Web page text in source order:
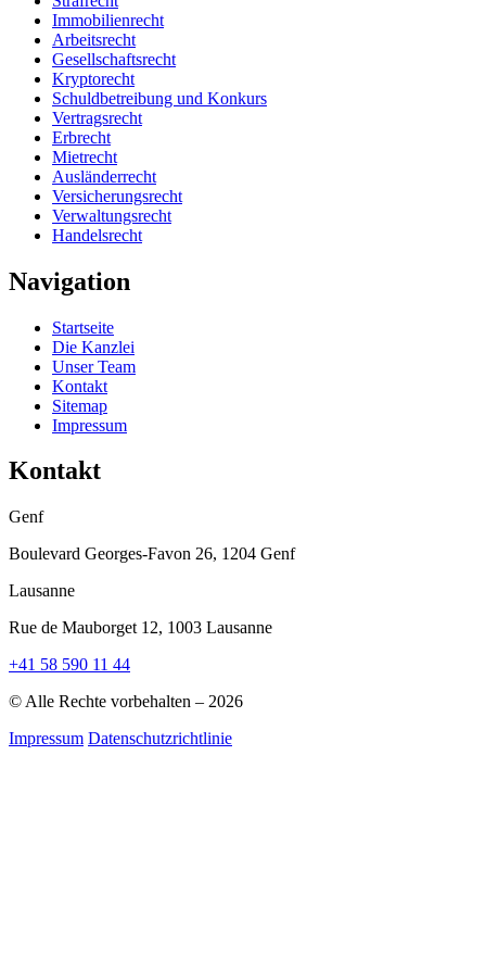
Immobilienrecht
Arbeitsrecht
Gesellschaftsrecht
Kryptorecht
Schuldbetreibung und Konkurs
Vertragsrecht
Erbrecht
Mietrecht
Ausländerrecht
Versicherungsrecht
Verwaltungsrecht
Handelsrecht
Navigation
Startseite
Die Kanzlei
Unser Team
Kontakt
Sitemap
Impressum
Kontakt
Genf
Boulevard Georges-Favon 26, 1204 Genf
Lausanne
Rue de Mauborget 12, 1003 Lausanne
+41 58 590 11 44
© Alle Rechte vorbehalten – 2026
Impressum Datenschutzrichtlinie